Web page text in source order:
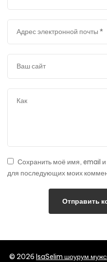
Сохранить моё имя, email и
для последующих моих
© 2026 IsaSelim шоурум